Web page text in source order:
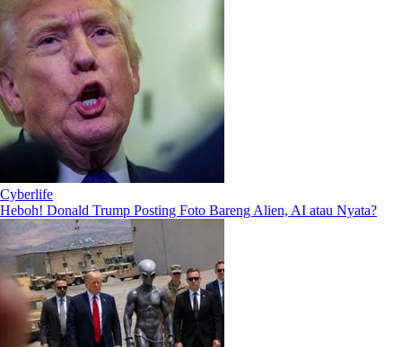
Cyberlife
Heboh! Donald Trump Posting Foto Bareng Alien, AI atau Nyata?